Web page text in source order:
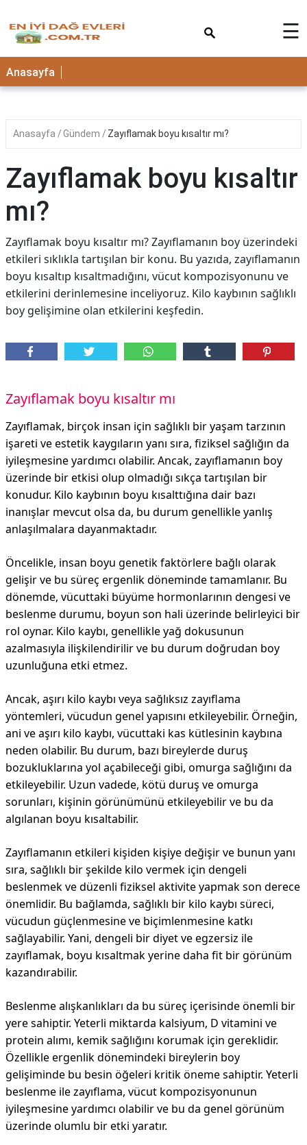
☰
Anasayfa
Anasayfa Gündem Zayıflamak boyu kısaltır mı?
Zayıflamak boyu kısaltır
mı?
Zayıflamak boyu kısaltır mı? Zayıflamanın boy üzerindeki
etkileri sıklıkla tartışılan bir konu. Bu yazıda, zayıflamanın
boyu kısaltıp kısaltmadığını, vücut kompozisyonunu ve
etkilerini derinlemesine inceliyoruz. Kilo kaybının sağlıklı
boy gelişimine olan etkilerini keşfedin.
Zayıflamak boyu kısaltır mı
Zayıflamak, birçok insan için sağlıklı bir yaşam tarzının
işareti ve estetik kaygıların yanı sıra, fiziksel sağlığın da
iyileşmesine yardımcı olabilir. Ancak, zayıflamanın boy
üzerinde bir etkisi olup olmadığı sıkça tartışılan bir
konudur. Kilo kaybının boyu kısalttığına dair bazı
inanışlar mevcut olsa da, bu durum genellikle yanlış
anlaşılmalara dayanmaktadır.
Öncelikle, insan boyu genetik faktörlere bağlı olarak
gelişir ve bu süreç ergenlik döneminde tamamlanır. Bu
dönemde, vücuttaki büyüme hormonlarının dengesi ve
beslenme durumu, boyun son hali üzerinde belirleyici bir
rol oynar. Kilo kaybı, genellikle yağ dokusunun
azalmasıyla ilişkilendirilir ve bu durum doğrudan boy
uzunluğuna etki etmez.
Ancak, aşırı kilo kaybı veya sağlıksız zayıflama
yöntemleri, vücudun genel yapısını etkileyebilir. Örneğin,
ani ve aşırı kilo kaybı, vücuttaki kas kütlesinin kaybına
neden olabilir. Bu durum, bazı bireylerde duruş
bozukluklarına yol açabileceği gibi, omurga sağlığını da
etkileyebilir. Uzun vadede, kötü duruş ve omurga
sorunları, kişinin görünümünü etkileyebilir ve bu da
algılanan boyu kısaltabilir.
Zayıflamanın etkileri kişiden kişiye değişir ve bunun yanı
sıra, sağlıklı bir şekilde kilo vermek için dengeli
beslenmek ve düzenli fiziksel aktivite yapmak son derece
önemlidir. Bu bağlamda, sağlıklı bir kilo kaybı süreci,
vücudun güçlenmesine ve biçimlenmesine katkı
sağlayabilir. Yani, dengeli bir diyet ve egzersiz ile
zayıflamak, boyu kısaltmak yerine daha fit bir görünüm
kazandırabilir.
Beslenme alışkanlıkları da bu süreç içerisinde önemli bir
yere sahiptir. Yeterli miktarda kalsiyum, D vitamini ve
protein alımı, kemik sağlığını korumak için gereklidir.
Özellikle ergenlik dönemindeki bireylerin boy
gelişiminde bu besin öğeleri kritik öneme sahiptir. Yeterli
beslenme ile zayıflama, vücut kompozisyonunun
iyileşmesine yardımcı olabilir ve bu da genel görünüm
üzerinde olumlu bir etki yaratır.